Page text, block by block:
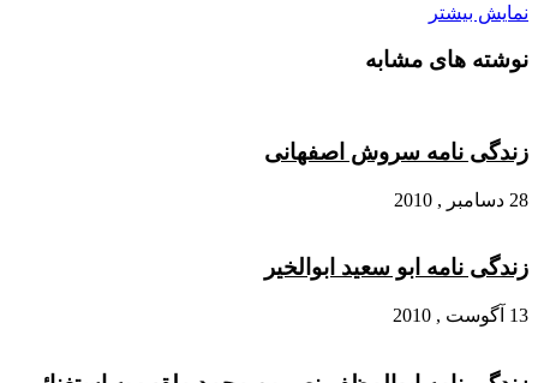
نمایش بیشتر
نوشته های مشابه
زندگی نامه سروش اصفهانی
28 دسامبر , 2010
زندگی نامه ابو سعید ابوالخیر
13 آگوست , 2010